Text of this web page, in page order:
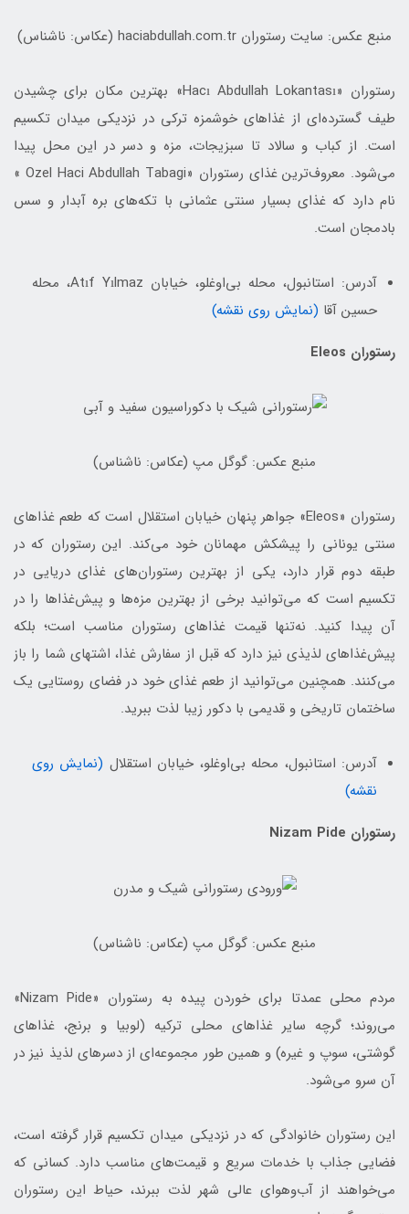
منبع عکس: سایت رستوران haciabdullah.com.tr (عکاس: ناشناس)
رستوران «Hacı Abdullah Lokantası» بهترین مکان برای چشیدن
طیف گسترده‌ای از غذاهای خوشمزه ترکی در نزدیکی میدان تکسیم
است. از کباب و سالاد تا سبزیجات، مزه و دسر در این محل پیدا
می‌شود. معروف‌ترین غذای رستوران «Ozel Haci Abdullah Tabagi »
نام دارد که غذای بسیار سنتی عثمانی با تکه‌های بره آبدار و سس
بادمجان است.
آدرس: استانبول، محله بی‌اوغلو، خیابان Atıf Yılmaz، محله
حسین آقا (نمایش روی نقشه)
رستوران Eleos
منبع عکس: گوگل مپ (عکاس: ناشناس)
رستوران «Eleos» جواهر پنهان خیابان استقلال است که طعم غذاهای
سنتی یونانی را پیشکش مهمانان خود می‌کند. این رستوران که در
طبقه دوم قرار دارد، یکی از بهترین رستوران‌های غذای دریایی در
تکسیم است که می‌توانید برخی از بهترین مزه‌ها و پیش‌غذاها را در
آن پیدا کنید. نه‌تنها قیمت غذاهای رستوران مناسب است؛ بلکه
پیش‌غذاهای لذیذی نیز دارد که قبل از سفارش غذا، اشتهای شما را باز
می‌کنند. همچنین می‌توانید از طعم غذای خود در فضای روستایی یک
ساختمان تاریخی و قدیمی با دکور زیبا لذت ببرید.
آدرس: استانبول، محله بی‌اوغلو، خیابان استقلال (نمایش روی
نقشه)
رستوران Nizam Pide
منبع عکس: گوگل مپ (عکاس: ناشناس)
مردم محلی عمدتا برای خوردن پیده به رستوران «Nizam Pide»
می‌روند؛ گرچه سایر غذاهای محلی ترکیه (لوبیا و برنج، غذاهای
گوشتی، سوپ و غیره) و همین طور مجموعه‌ای از دسرهای لذیذ نیز در
آن سرو می‌شود.
این رستوران خانوادگی که در نزدیکی میدان تکسیم قرار گرفته است،
فضایی جذاب با خدمات سریع و قیمت‌های مناسب دارد. کسانی که
می‌خواهند از آب‌وهوای عالی شهر لذت ببرند، حیاط این رستوران